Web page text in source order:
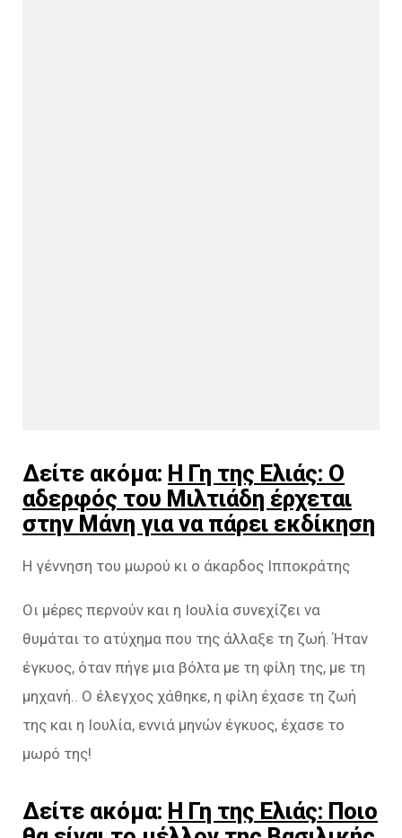
Δείτε ακόμα: Η Γη της Ελιάς: Ο
αδερφός του Μιλτιάδη έρχεται
στην Μάνη για να πάρει εκδίκηση
Η γέννηση του μωρού κι ο άκαρδος Ιπποκράτης
Οι μέρες περνούν και η Ιουλία συνεχίζει να
θυμάται το ατύχημα που της άλλαξε τη ζωή. Ήταν
έγκυος, όταν πήγε μια βόλτα με τη φίλη της, με τη
μηχανή.. Ο έλεγχος χάθηκε, η φίλη έχασε τη ζωή
της και η Ιουλία, εννιά μηνών έγκυος, έχασε το
μωρό της!
Δείτε ακόμα: Η Γη της Ελιάς: Ποιο